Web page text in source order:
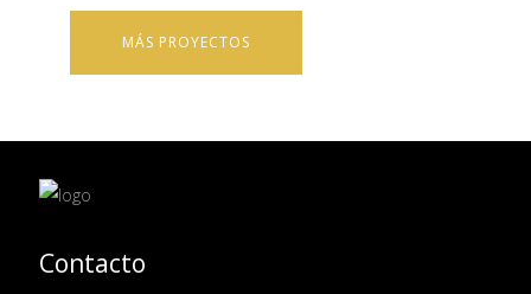
MÁS PROYECTOS
Contacto